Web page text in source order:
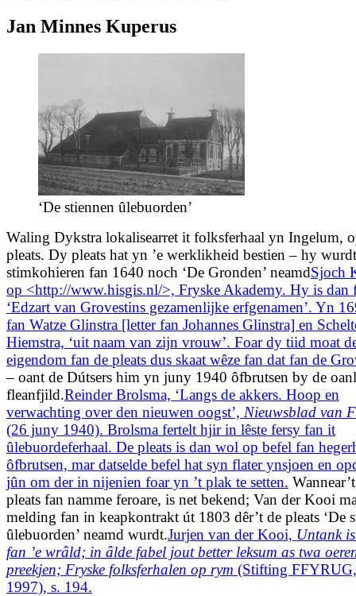
Jan Minnes Kuperus
‘De stiennen ûlebuorden’
Waling Dykstra lokalisearret it folksferhaal yn Ingelum,
pleats. Dy pleats hat yn ’e werklikheid bestien – hy
stimkohieren fan 1640 noch ‘De Gronden’ neamdSjoch
op <http://www.hisgis.nl/>, Fryske Akademy. Hy is dan
‘Edzart van Grovestins gezamenlijke erfgenamen’. Yn
fan Watze Glinstra [letter fan Johannes Glinstra] en
Hiemstra, ‘uit naam van zijn vrouw’. Foar dy tiid moat
eigendom fan de pleats dus skaat wêze fan dat fan de
– oant de Dútsers him yn juny 1940 ôfbrutsen by de
fleanfjild.Reinder Brolsma, ‘Langs de akkers. Hoop en
verwachting over den nieuwen oogst’, Nieuwsblad van
(26 juny 1940). Brolsma fertelt hjir in lêste fersy fan it
ûlebuordeferhaal. De pleats is dan wol op befel fan
ôfbrutsen, mar datselde befel hat syn flater ynsjoen en
jûn om der in nijenien foar yn ’t plak te setten.
pleats fan namme feroare, is net bekend; Van der Kooi
melding fan in keapkontrakt út 1803 dêr’t de pleats ‘De
ûlebuorden’ neamd wurdt.Jurjen van der Kooi, Untank
fan ’e wrâld; in âlde fabel jout better leksum as twa
preekjen; Fryske folksferhalen op rym (Stifting
1997), s. 194.